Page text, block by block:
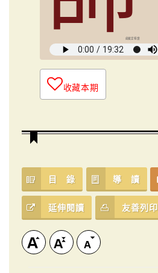
俞國定導讀
收藏本期
目 錄 導 讀
延伸閱讀 友善列印